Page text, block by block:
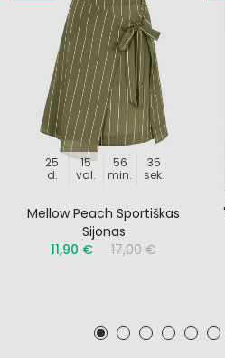
25
d.
15
val.
56
min.
35
sek.
Mellow Peach Sportiškas
Sijonas
11,90 €
17,00 €